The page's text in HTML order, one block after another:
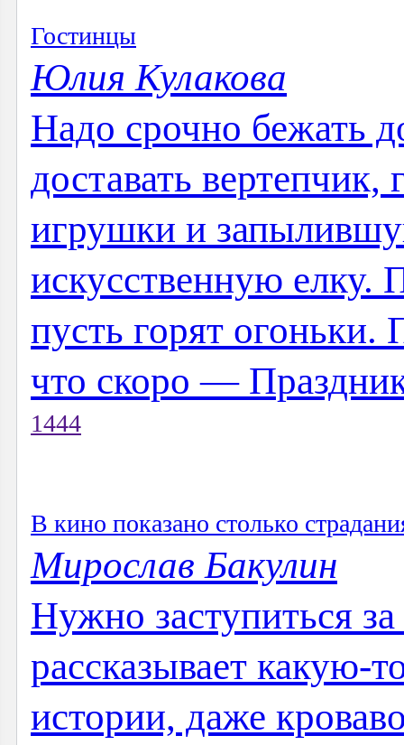
Гостинцы
Юлия Кулакова
Надо срочно бежать
доставать
игрушки и
искусственную елку.
пусть горят огоньки.
что скоро —
1444
В кино показано столько
Мирослав Бакулин
Нужно заступиться
рассказывает какую-
истории, даже